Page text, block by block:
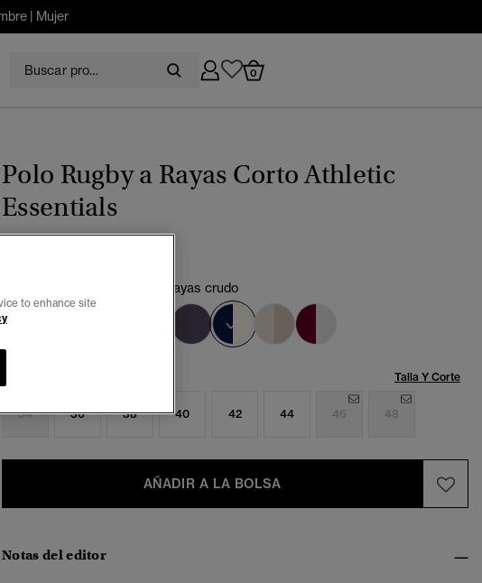
| Mujer
0
Polo Rugby a Rayas Corto Athletic
Essentials
Azul marino intenso/Rayas crudo
seleccionado
Talla Y Corte
34 36 38 40 42 44 46 48
AÑADIR A LA BOLSA
Notas del editor
to enhance site